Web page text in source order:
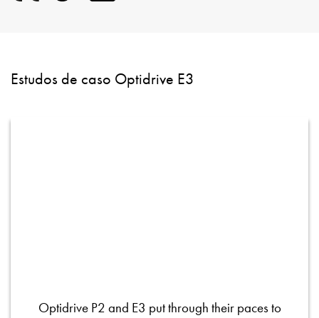
Estudos de caso Optidrive E3
Optidrive P2 and E3 put through their paces to